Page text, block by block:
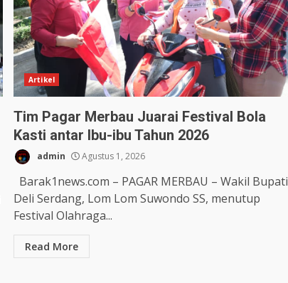
Artikel
Tim Pagar Merbau Juarai Festival Bola
Kasti antar Ibu-ibu Tahun 2026
admin Agustus 1, 2026
Barak1news.com – PAGAR MERBAU – Wakil Bupati
Deli Serdang, Lom Lom Suwondo SS, menutup
Festival Olahraga...
Read More